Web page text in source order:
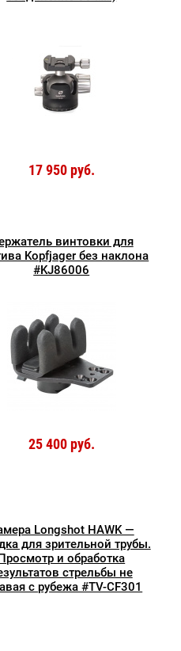
17 950 руб.
винтовки для
Kopfjager без наклона
#KJ86006
25 400 руб.
Longshot HAWK —
для зрительной трубы.
и обработка
стрельбы не
с рубежа #TV-CF301